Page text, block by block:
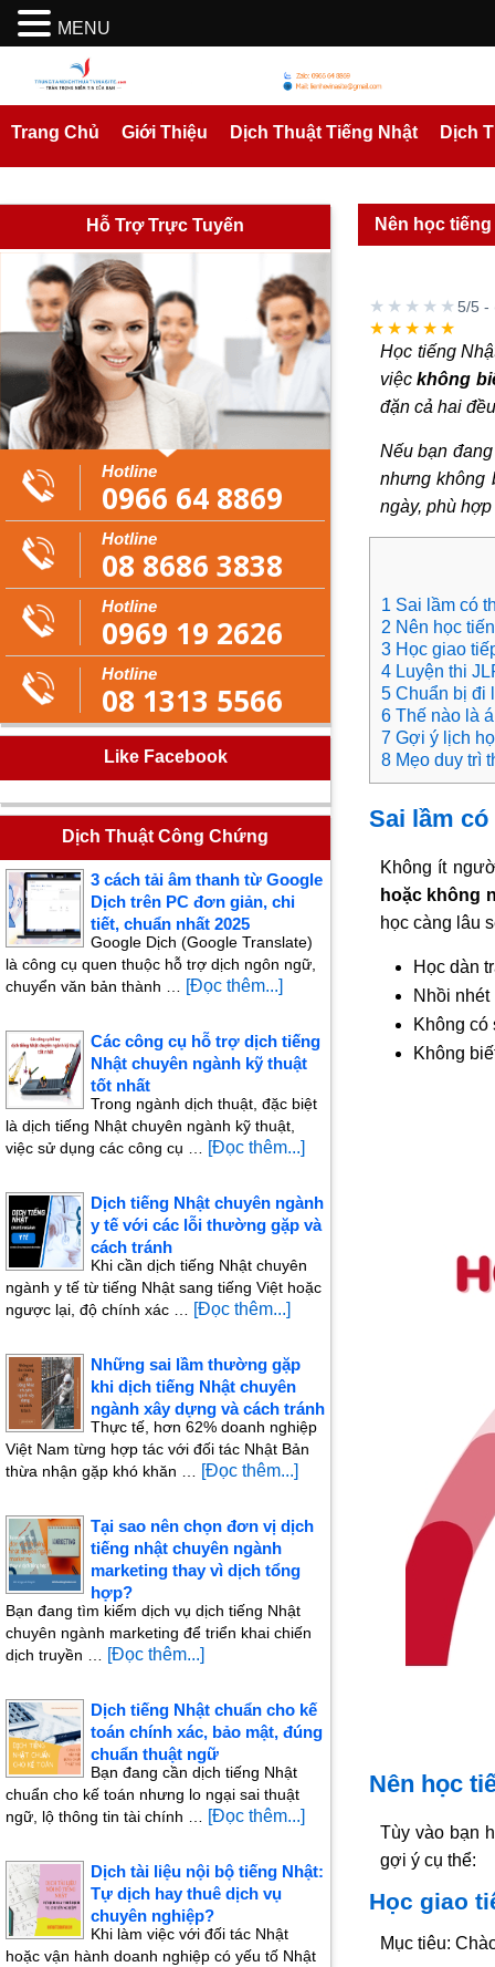
Trang Chủ Giới Thiệu Dịch Thuật Tiếng Nhật Dịch
Nên học
★★★★★
★★★★★
5/5 -
Học tiếng
việc không
đặn cả hai
Nếu bạn
nhưng không
ngày, phù
1 Sai lầm có
2 Nên học
3 Học giao
4 Luyện thi
5 Chuẩn bị đi
6 Thế nào là
7 Gợi ý lịch
8 Mẹo duy trì
Sai lầm
Không ít
hoặc không
học càng lâu
Học dàn
Nhồi nhét
Không
Không
Nên học
Tùy vào bạn
gợi ý cụ thể:
Học giao
Mục tiêu:
Hỗ Trợ Trực Tuyến
Hotline
0966 64 8869
Hotline
08 8686 3838
Hotline
0969 19 2626
Hotline
08 1313 5566
Like Facebook
Dịch Thuật Công Chứng
3 cách tải âm thanh từ Google
Dịch trên PC đơn giản, chi
tiết, chuẩn nhất 2025
Google Dịch (Google Translate)
là công cụ quen thuộc hỗ trợ dịch ngôn ngữ,
chuyển văn bản thành …
[Đọc thêm...]
Các công cụ hỗ trợ dịch tiếng
Nhật chuyên ngành kỹ thuật
tốt nhất
Trong ngành dịch thuật, đặc biệt
là dịch tiếng Nhật chuyên ngành kỹ thuật,
việc sử dụng các công cụ …
[Đọc thêm...]
Dịch tiếng Nhật chuyên ngành
y tế với các lỗi thường gặp và
cách tránh
Khi cần dịch tiếng Nhật chuyên
ngành y tế từ tiếng Nhật sang tiếng Việt hoặc
ngược lại, độ chính xác …
[Đọc thêm...]
Những sai lầm thường gặp
khi dịch tiếng Nhật chuyên
ngành xây dựng và cách tránh
Thực tế, hơn 62% doanh nghiệp
Việt Nam từng hợp tác với đối tác Nhật Bản
thừa nhận gặp khó khăn …
[Đọc thêm...]
Tại sao nên chọn đơn vị dịch
tiếng nhật chuyên ngành
marketing thay vì dịch tổng
hợp?
Bạn đang tìm kiếm dịch vụ dịch tiếng Nhật
chuyên ngành marketing để triển khai chiến
dịch truyền …
[Đọc thêm...]
Dịch tiếng Nhật chuẩn cho kế
toán chính xác, bảo mật, đúng
chuẩn thuật ngữ
Bạn đang cần dịch tiếng Nhật
chuẩn cho kế toán nhưng lo ngại sai thuật
ngữ, lộ thông tin tài chính …
[Đọc thêm...]
Dịch tài liệu nội bộ tiếng Nhật:
Tự dịch hay thuê dịch vụ
chuyên nghiệp?
Khi làm việc với đối tác Nhật
hoặc vận hành doanh nghiệp có yếu tố Nhật
MENU